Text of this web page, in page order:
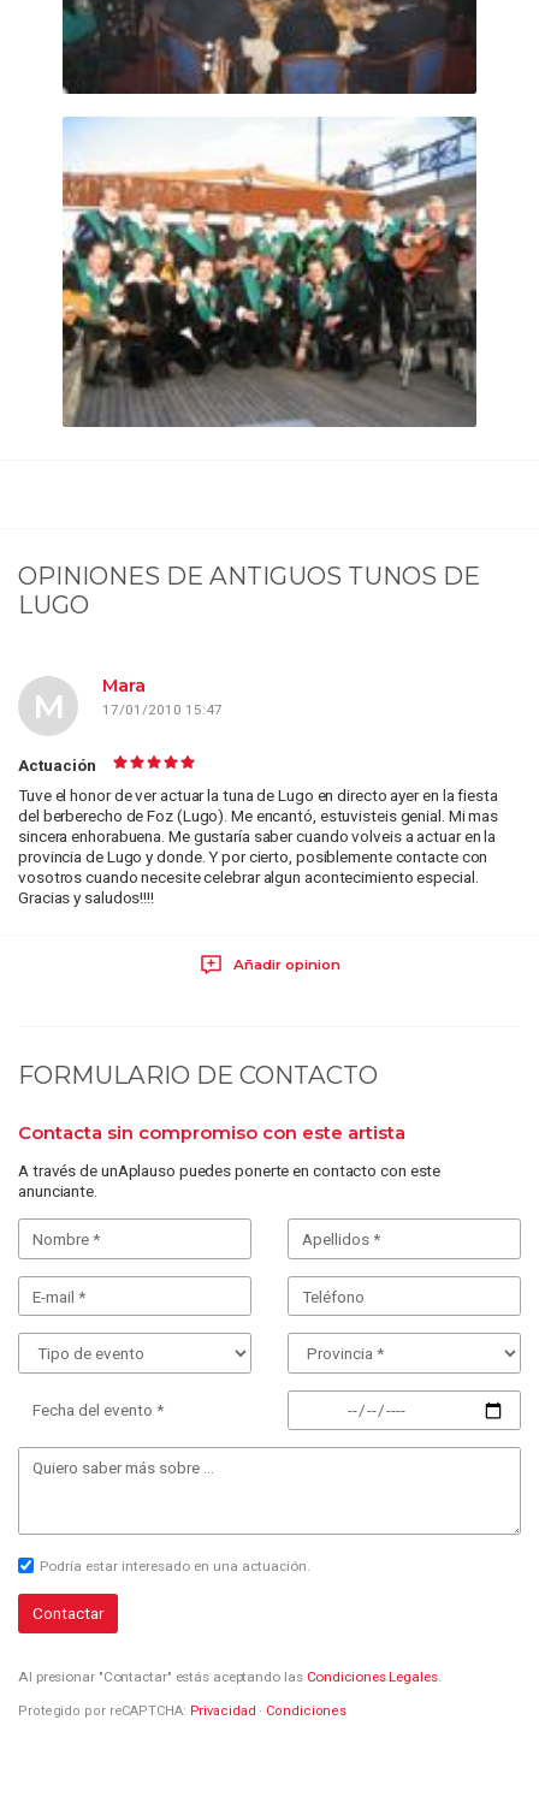
OPINIONES DE ANTIGUOS TUNOS DE
LUGO
Mara
17/01/2010 15:47
M
Actuación
Tuve el honor de ver actuar la tuna de Lugo en directo ayer en la fiesta
del berberecho de Foz (Lugo). Me encantó, estuvisteis genial. Mi mas
sincera enhorabuena. Me gustaría saber cuando volveis a actuar en la
provincia de Lugo y donde. Y por cierto, posiblemente contacte con
vosotros cuando necesite celebrar algun acontecimiento especial.
Gracias y saludos!!!!
Añadir opinion
FORMULARIO DE CONTACTO
Contacta sin compromiso con este artista
A través de unAplauso puedes ponerte en contacto con este
anunciante.
Fecha del evento *
Podría estar interesado en una actuación.
Contactar
Al presionar "Contactar" estás aceptando las Condiciones Legales.
Protegido por reCAPTCHA: Privacidad · Condiciones